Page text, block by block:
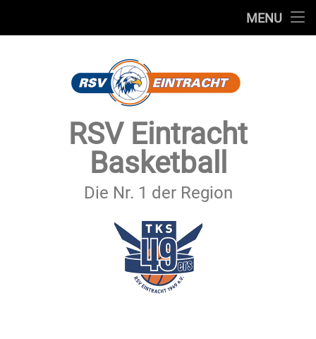
MENU
SECHSTER MANN
IMPRESSUM & DATENSCHUTZ
RSV Eintracht
Basketball
Die Nr. 1 der Region